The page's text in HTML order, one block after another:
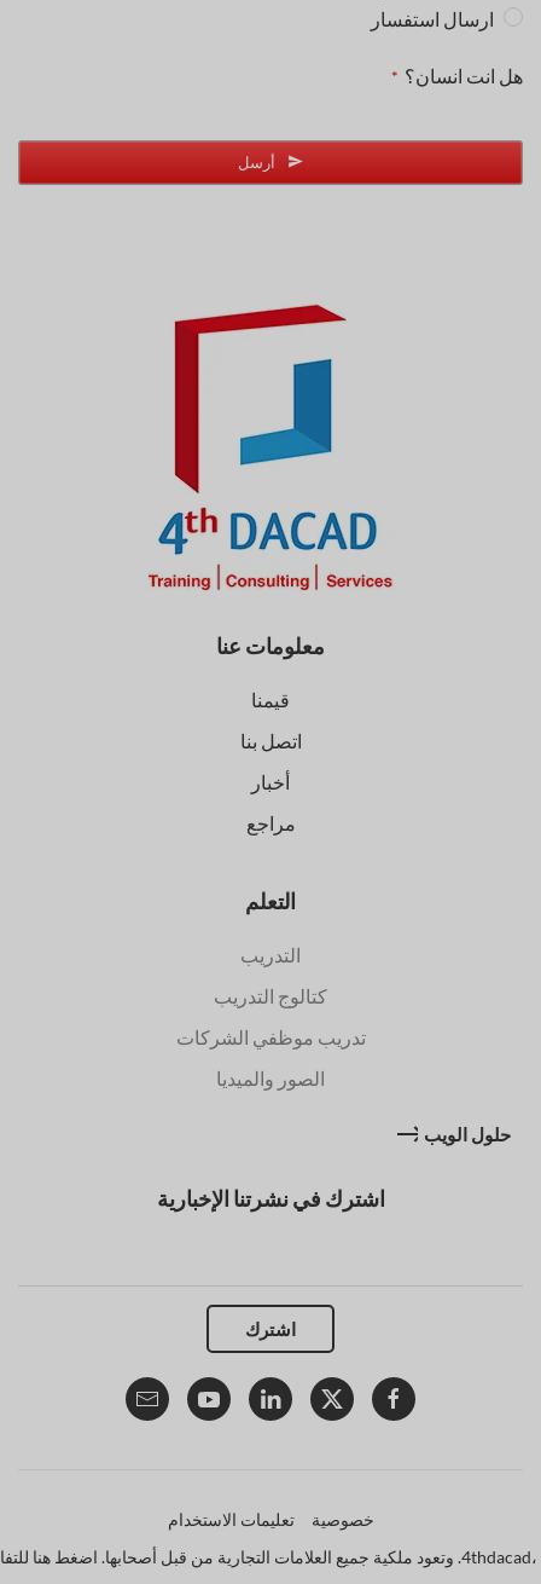
ارسال استفسار
بريد
هل انت انسان؟ *
أرسل
معلومات عنا
قيمنا
اتصل بنا
أخبار
مراجع
التعلم
التدريب
كتالوج التدريب
تدريب موظفي الشركات
الصور والميديا
حلول الويب
اشترك في نشرتنا الإخبارية
اشترك
خصوصية تعليمات الاستخدام